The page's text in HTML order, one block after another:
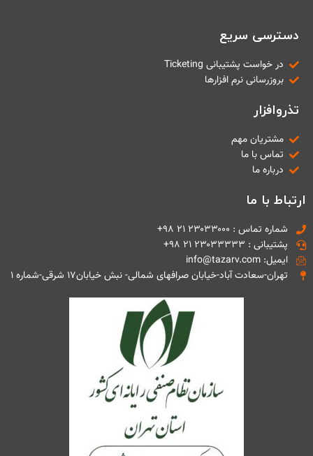
دسترسی سریع
در خواست پشتیبانی Ticketing
بروزرسانی نرم افزارها
تذروافزار
مشتریان مهم
تماس با ما
درباره ما
ارتباط با ما
شماره تماس : ۲۳۰۳۳۰۰۰ ۲۱ ۹۸+
پشتیبانی : ۲۳۰۳۳۳۳۳ ۲۱ ۹۸+
ایمیل: info@tazarv.com
تهران-سعادت آباد-خیابان صرافهای شمالی- نبش خیابان۱۷ شرقی-شماره ۱